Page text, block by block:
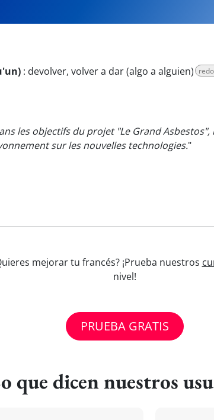
: devolver, volver a dar (algo a alguien)
les objectifs du projet "Le Grand
sur les nouvelles technologies."
mejorar tu francés? ¡Prueba nuestros
nivel!
PRUEBA GRATIS
que dicen nuestros